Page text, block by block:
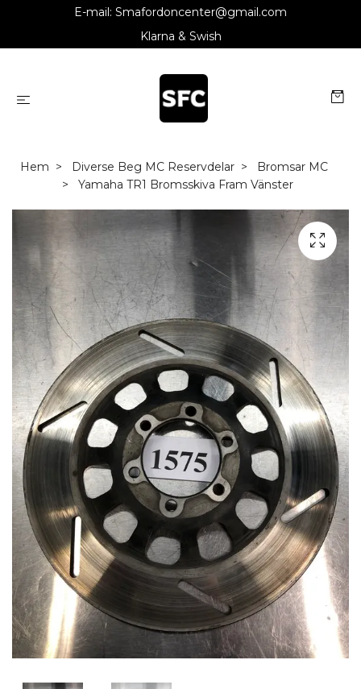
E-mail: Smafordoncenter@gmail.com
Klarna & Swish
Hem Diverse Beg MC Reservdelar
Bromsar MC
Yamaha TR1 Bromsskiva Fram Vänster